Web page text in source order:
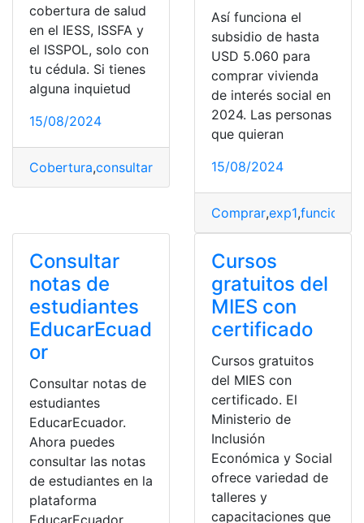
cobertura de salud
en el IESS, ISSFA y
el ISSPOL, solo con
tu cédula. Si tienes
alguna inquietud
15/08/2024
Cobertura,consultar IESS,ISSFA,ISSPOL
Así funciona el
subsidio de hasta
USD 5.060 para
comprar vivienda
de interés social en
2024. Las personas
que quieran
15/08/2024
Comprar,exp1,funciona
Consultar
notas de
estudiantes
EducarEcuad
or
Consultar notas de
estudiantes
EducarEcuador.
Ahora puedes
consultar las notas
de estudiantes en la
plataforma
EducarEcuador.
Cursos
gratuitos del
MIES con
certificado
Cursos gratuitos
del MIES con
certificado. El
Ministerio de
Inclusión
Económica y Social
ofrece variedad de
talleres y
capacitaciones que